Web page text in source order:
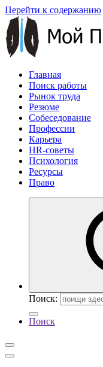
Перейти к содержанию
Главная
Поиск работы
Рынок труда
Резюме
Собеседование
Профессии
Карьера
HR-советы
Психология
Ресурсы
Право
Поиск:
Поиск